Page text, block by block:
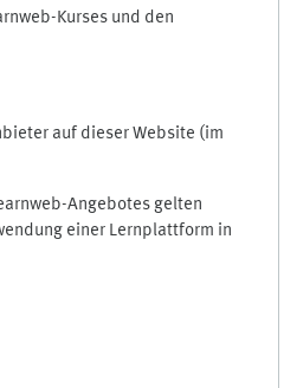
Kurses und den
auf dieser Website (im
Angebotes gelten
einer Lernplattform in